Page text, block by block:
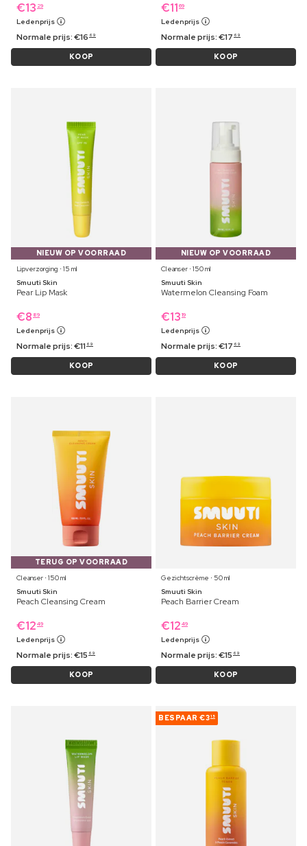
€13 29
Ledenprijs
Normale prijs:€16 69
KOOP
€11 69
Ledenprijs
Normale prijs:€17 69
KOOP
NIEUW OP VOORRAAD
Lipverzorging ⋅ 15 ml
Smuuti Skin
Pear Lip Mask
€8 89
Ledenprijs
Normale prijs:€11 69
KOOP
NIEUW OP VOORRAAD
Cleanser ⋅ 150 ml
Smuuti Skin
Watermelon Cleansing Foam
€13 19
Ledenprijs
Normale prijs:€17 69
KOOP
TERUG OP VOORRAAD
Cleanser ⋅ 150 ml
Smuuti Skin
Peach Cleansing Cream
€12 49
Ledenprijs
Normale prijs:€15 69
KOOP
Gezichtscrème ⋅ 50 ml
Smuuti Skin
Peach Barrier Cream
€12 49
Ledenprijs
Normale prijs:€15 69
KOOP
BESPAAR €315